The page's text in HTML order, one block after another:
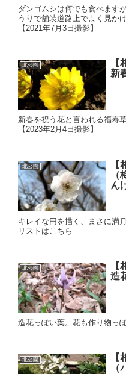
ダンゴムシは何でも食べます
うりで舗装道路上でよく見か
【2021年7月3日撮影】
北公園
【
新
新春を祝う花と言われる福寿
【2023年2月4日撮影】
北公園
【
ん
キレイな円を描く、まさに満
リストはこちら
北公園
【
造
造花っぽい葉。花も作り物っ
北公園
【